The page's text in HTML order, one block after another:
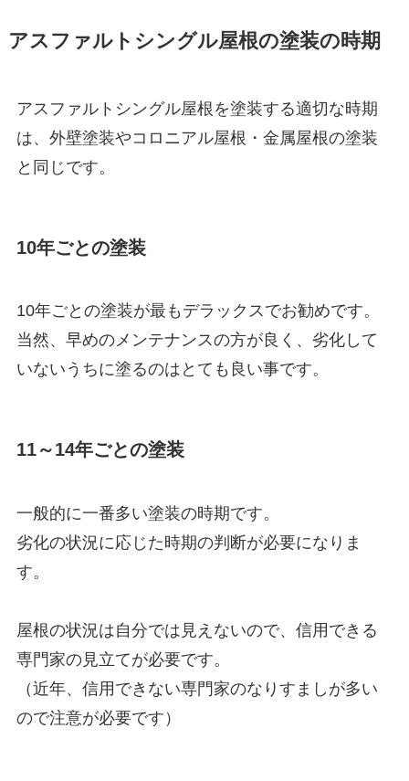
アスファルトシングル屋根の塗装の時期
アスファルトシングル屋根を塗装する適切な時期
は、外壁塗装やコロニアル屋根・金属屋根の塗装
と同じです。
10年ごとの塗装
10年ごとの塗装が最もデラックスでお勧めです。
当然、早めのメンテナンスの方が良く、劣化して
いないうちに塗るのはとても良い事です。
11～14年ごとの塗装
一般的に一番多い塗装の時期です。
劣化の状況に応じた時期の判断が必要になりま
す。
屋根の状況は自分では見えないので、信用できる
専門家の見立てが必要です。
（近年、信用できない専門家のなりすましが多い
ので注意が必要です）